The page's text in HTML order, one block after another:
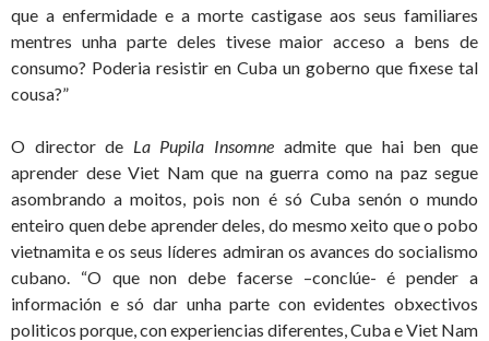
que a enfermidade e a morte castigase aos seus familiares
mentres unha parte deles tivese maior acceso a bens de
consumo? Poderia resistir en Cuba un goberno que fixese tal
cousa?”
O director de La Pupila Insomne admite que hai ben que
aprender dese Viet Nam que na guerra como na paz segue
asombrando a moitos, pois non é só Cuba senón o mundo
enteiro quen debe aprender deles, do mesmo xeito que o pobo
vietnamita e os seus líderes admiran os avances do socialismo
cubano. “O que non debe facerse –conclúe- é pender a
información e só dar unha parte con evidentes obxectivos
politicos porque, con experiencias diferentes, Cuba e Viet Nam